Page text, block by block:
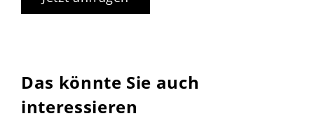
Das könnte Sie auch
interessieren